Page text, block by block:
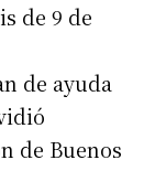
de 9 de
de ayuda
de Buenos